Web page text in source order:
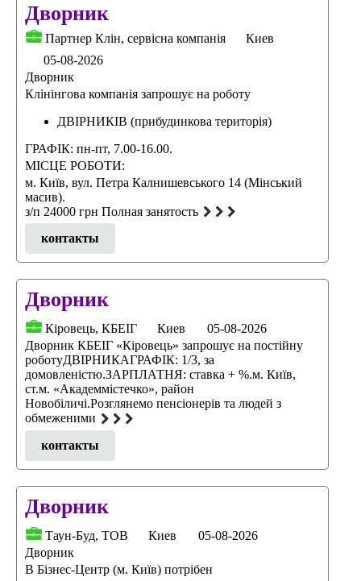
Дворник
Партнер Клін, сервісна компанія
Киев
05-08-2026
Дворник
Клінінгова компанія запрошує на роботу
ДВІРНИКІВ (прибудинкова територія)
ГРАФІК: пн-пт, 7.00-16.00.
МІСЦЕ РОБОТИ:
м. Київ, вул. Петра Калнишевського 14 (Мінський
масив).
з/п 24000 грн Полная занятость
контакты
Дворник
Кіровець, КБЕІГ Киев
05-08-2026
Дворник КБЕІГ «Кіровець» запрошує на постійну
роботуДВІРНИКАГРАФІК: 1/3, за
домовленістю.ЗАРПЛАТНЯ: ставка + %.м. Київ,
ст.м. «Академмістечко», район
Новобіличі.Розглянемо пенсіонерів та людей з
обмеженими
контакты
Дворник
Таун-Буд, ТОВ Киев
05-08-2026
Дворник
В Бізнес-Центр (м. Київ) потрібен